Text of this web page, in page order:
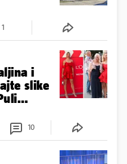
1
i
slike
10